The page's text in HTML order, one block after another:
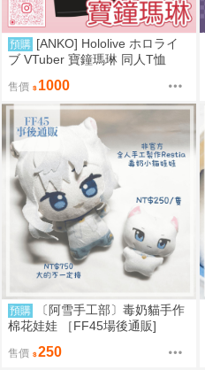
預購 [ANKO] Hololive ホロライ
ブ VTuber 寶鐘瑪琳 同人T恤
售價 1000
預購
〔阿雪手工部〕毒奶貓手作
棉花娃娃 ［FF45場後通販]
售價 250